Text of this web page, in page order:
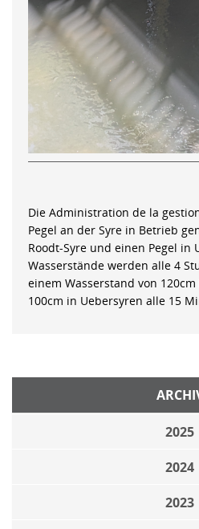
Die Administration de la
Pegel an der Syre in Betrieb
Roodt-Syre und einen Pegel in
Wasserstände werden alle 4
einem Wasserstand von
100cm in Uebersyren alle 15
2025
2024
2023